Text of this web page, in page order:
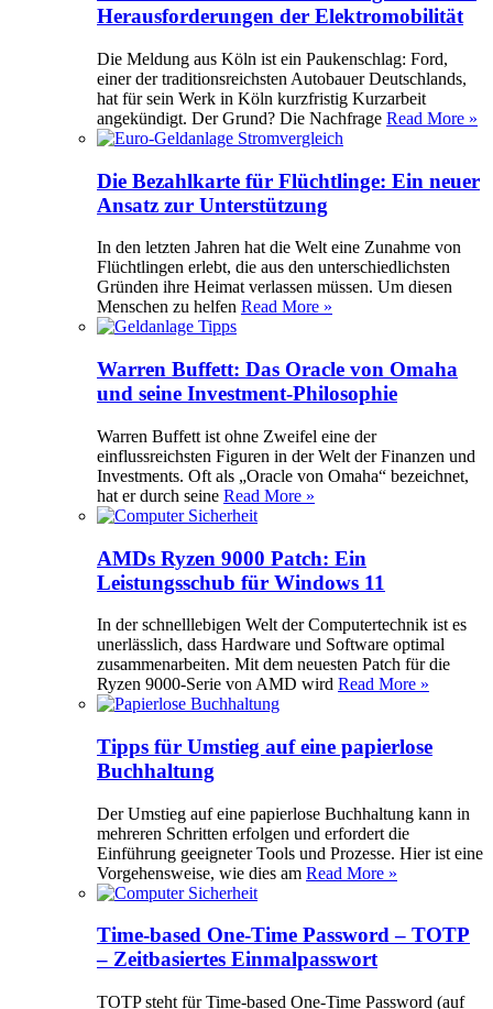
Herausforderungen der Elektromobilität
Die Meldung aus Köln ist ein Paukenschlag: Ford,
einer der traditionsreichsten Autobauer Deutschlands,
hat für sein Werk in Köln kurzfristig Kurzarbeit
angekündigt. Der Grund? Die Nachfrage Read More »
Die Bezahlkarte für Flüchtlinge: Ein neuer
Ansatz zur Unterstützung
In den letzten Jahren hat die Welt eine Zunahme von
Flüchtlingen erlebt, die aus den unterschiedlichsten
Gründen ihre Heimat verlassen müssen. Um diesen
Menschen zu helfen Read More »
Warren Buffett: Das Oracle von Omaha
und seine Investment-Philosophie
Warren Buffett ist ohne Zweifel eine der
einflussreichsten Figuren in der Welt der Finanzen und
Investments. Oft als „Oracle von Omaha“ bezeichnet,
hat er durch seine Read More »
AMDs Ryzen 9000 Patch: Ein
Leistungsschub für Windows 11
In der schnelllebigen Welt der Computertechnik ist es
unerlässlich, dass Hardware und Software optimal
zusammenarbeiten. Mit dem neuesten Patch für die
Ryzen 9000-Serie von AMD wird Read More »
Tipps für Umstieg auf eine papierlose
Buchhaltung
Der Umstieg auf eine papierlose Buchhaltung kann in
mehreren Schritten erfolgen und erfordert die
Einführung geeigneter Tools und Prozesse. Hier ist eine
Vorgehensweise, wie dies am Read More »
Time-based One-Time Password – TOTP
– Zeitbasiertes Einmalpasswort
TOTP steht für Time-based One-Time Password (auf